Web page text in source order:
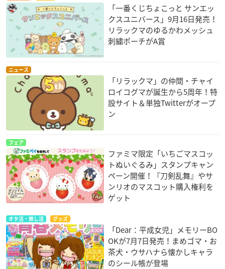
「一番くじちょこっと サンエッ
クスユニバース」9月16日発売！
リラックマのゆるかわメッシュ
刺繍ポーチがA賞
ニュース
「リラックマ」の仲間・チャイ
ロイコグマが誕生から5周年！特
設サイト＆単独Twitterがオープ
ン
フェア
ファミマ限定「いちごマスコッ
トぬいぐるみ」スタンプキャン
ペーン開催！『刀剣乱舞』やサ
ンリオのマスコット購入権利を
ゲット
オタ活・推し活 グッズ
「Dear：平成女児」メモリーBO
OKが7月7日発売！まめゴマ・お
茶犬・ウサハナら懐かしキャラ
のシール帳が登場